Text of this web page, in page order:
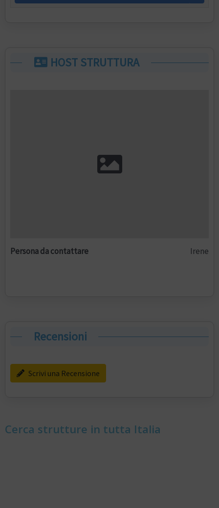
HOST STRUTTURA
Persona da contattare Irene
Recensioni
Scrivi una Recensione
Cerca strutture in tutta Italia